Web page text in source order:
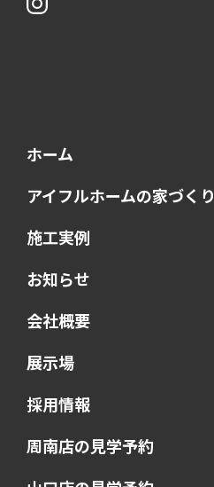
ホーム
アイフルホームの家づくり
施工実例
お知らせ
会社概要
展示場
採用情報
周南店の見学予約